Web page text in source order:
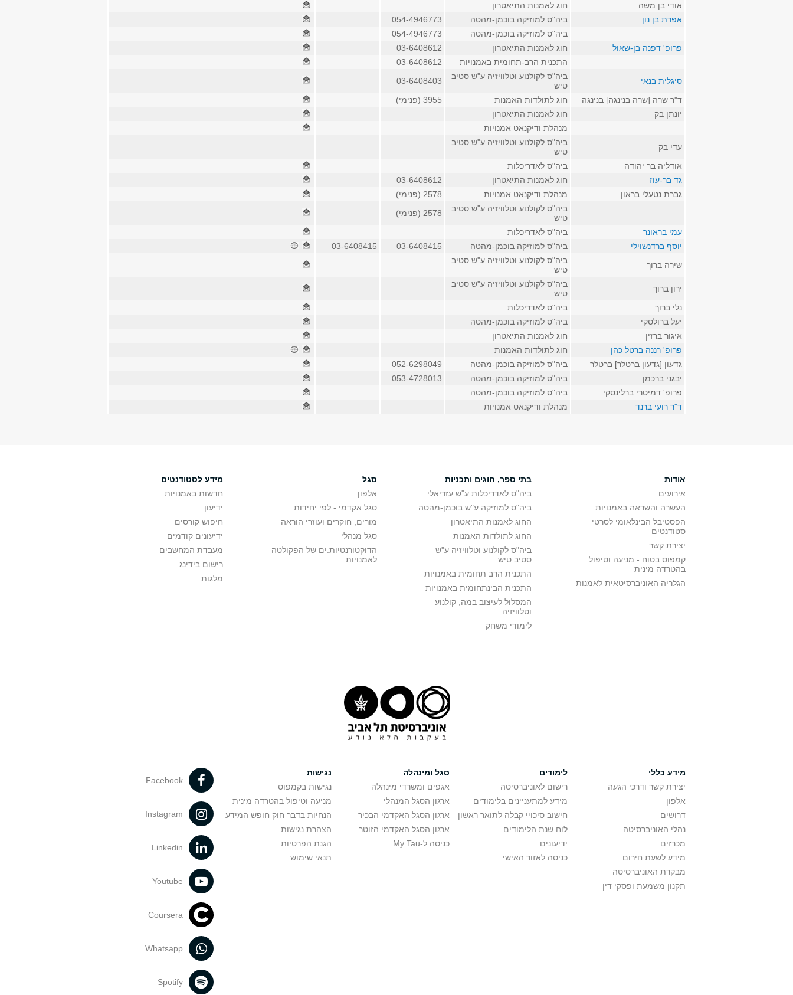
אודי בן משה
חוג לאמנות התיאטרון
אפרת בן נון
ביה"ס למוזיקה בוכמן-מהטה
054-4946773
ביה"ס למוזיקה בוכמן-מהטה
054-4946773
פרופ' דפנה בן-שאול
חוג לאמנות התיאטרון
03-6408612
התכנית הרב-תחומית באמנויות
03-6408612
סיגלית בנאי
ביה"ס לקולנוע וטלוויזיה ע"ש סטיב
טיש
03-6408403
ד"ר שרה [שרה בנינגה] בנינגה
חוג לתולדות האמנות
3955 (פנימי)
יונתן בק
חוג לאמנות התיאטרון
מנהלת ודיקנאט אמנויות
עדי בק
ביה"ס לקולנוע וטלוויזיה ע"ש סטיב
טיש
אודליה בר יהודה
ביה"ס לאדריכלות
גד בר-עוז
חוג לאמנות התיאטרון
03-6408612
גברת נטעלי בראון
מנהלת ודיקנאט אמנויות
2578 (פנימי)
ביה"ס לקולנוע וטלוויזיה ע"ש סטיב
טיש
2578 (פנימי)
עמי בראונר
ביה"ס לאדריכלות
יוסף ברדנשוילי
ביה"ס למוזיקה בוכמן-מהטה 03-6408415
03-6408415
שירה ברוך
ביה"ס לקולנוע וטלוויזיה ע"ש סטיב
טיש
ירון ברוך
ביה"ס לקולנוע וטלוויזיה ע"ש סטיב
טיש
נלי ברוך
ביה"ס לאדריכלות
יעל ברולסקי
ביה"ס למוזיקה בוכמן-מהטה
איגור ברזין
חוג לאמנות התיאטרון
פרופ' רננה ברטל כהן
חוג לתולדות האמנות
גדעון [גדעון ברטלר] ברטלר
ביה"ס למוזיקה בוכמן-מהטה
052-6298049
יבגני ברכמן
ביה"ס למוזיקה בוכמן-מהטה
053-4728013
פרופ' דמיטרי ברלינסקי
ביה"ס למוזיקה בוכמן-מהטה
ד"ר רועי ברנד
מנהלת ודיקנאט אמנויות
אודות
אירועים
העשרה והשראה באמנויות
הפסטיבל הבינלאומי לסרטי
סטודנטים
יצירת קשר
קמפוס בטוח - מניעה וטיפול
בהטרדה מינית
הגלריה האוניברסיטאית לאמנות
בתי ספר, חוגים ותכניות
ביה"ס לאדריכלות ע"ש עזריאלי
ביה"ס למוזיקה ע"ש בוכמן-מהטה
החוג לאמנות התיאטרון
החוג לתולדות האמנות
ביה"ס לקולנוע וטלוויזיה ע"ש
סטיב טיש
התכנית הרב תחומית באמנויות
התכנית הבינתחומית באמנויות
המסלול לעיצוב במה, קולנוע
וטלוויזיה
לימודי משחק
סגל
אלפון
סגל אקדמי - לפי יחידות
מורים, חוקרים ועוזרי הוראה
סגל מנהלי
הדוקטורנטיות.ים של הפקולטה
לאמנויות
מידע לסטודנטים
חדשות באמנויות
ידיעון
חיפוש קורסים
ידיעונים קודמים
מעבדת המחשבים
רישום בידינג
מלגות
מידע כללי
יצירת קשר ודרכי הגעה
אלפון
דרושים
נהלי האוניברסיטה
מכרזים
מידע לשעת חירום
מבקרת האוניברסיטה
תקנון משמעת ופסקי דין
לימודים
רישום לאוניברסיטה
מידע למתעניינים בלימודים
חישוב סיכויי קבלה לתואר ראשון
לוח שנת הלימודים
ידיעונים
כניסה לאזור האישי
סגל ומינהלה
אגפים ומשרדי מינהלה
ארגון הסגל המנהלי
ארגון הסגל האקדמי הבכיר
ארגון הסגל האקדמי הזוטר
כניסה ל-My Tau
נגישות
נגישות בקמפוס
מניעה וטיפול בהטרדה מינית
הנחיות בדבר חוק חופש המידע
הצהרת נגישות
הגנת הפרטיות
תנאי שימוש
Facebook
Instagram
Linkedin
Youtube
Coursera
Whatsapp
Spotify